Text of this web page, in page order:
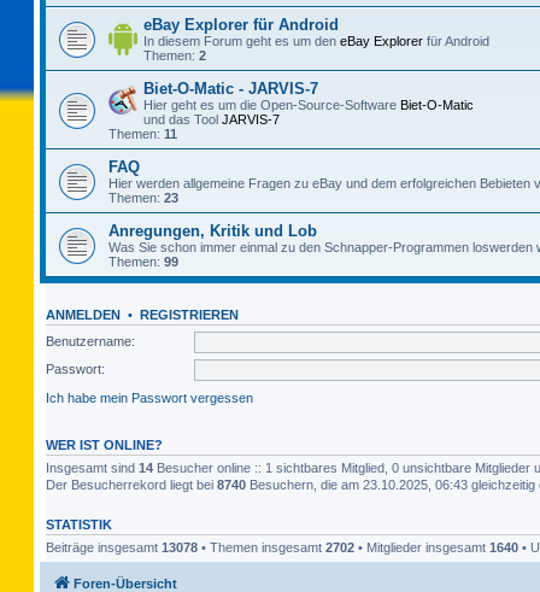
eBay Explorer für Android
In diesem Forum geht es um den eBay Explorer für Android
Themen: 2
Biet-O-Matic - JARVIS-7
Hier geht es um die Open-Source-Software Biet-O-Matic
und das Tool JARVIS-7
Themen: 11
FAQ
Hier werden allgemeine Fragen zu eBay und dem erfolgreichen Bebieten
Themen: 23
Anregungen, Kritik und Lob
Was Sie schon immer einmal zu den Schnapper-Programmen loswerden
Themen: 99
ANMELDEN • REGISTRIEREN
Benutzername:
Passwort:
Ich habe mein Passwort vergessen
WER IST ONLINE?
Insgesamt sind 14 Besucher online :: 1 sichtbares Mitglied, 0 unsichtbare
Der Besucherrekord liegt bei 8740 Besuchern, die am 23.10.2025, 06:43 gleichzeitig
STATISTIK
Beiträge insgesamt 13078 • Themen insgesamt 2702 • Mitglieder insgesamt 1640 •
Foren-Übersicht